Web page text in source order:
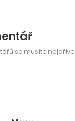
se musíte nejdříve